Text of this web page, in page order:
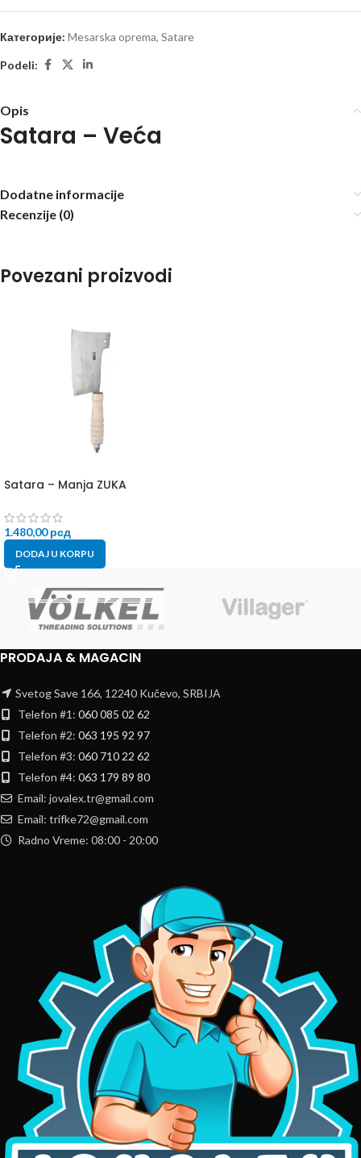
Категорије: Mesarska oprema, Satare
Podeli:
Opis
Satara – Veća
Dodatne informacije
Recenzije (0)
Povezani proizvodi
Satara – Manja ZUKA
1.480,00рсд
DODAJ U KORPU
PRODAJA & MAGACIN
Svetog Save 166, 12240 Kučevo, SRBIJA
Telefon #1: 060 085 02 62
Telefon #2: 063 195 92 97
Telefon #3: 060 710 22 62
Telefon #4: 063 179 89 80
Email: jovalex.tr@gmail.com
Email: trifke72@gmail.com
Radno Vreme: 08:00 - 20:00